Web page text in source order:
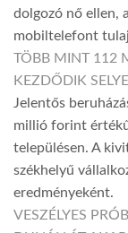
dolgozó nő ellen,
mobiltelefont
TÖBB MINT 112
KEZDŐDIK
Jelentős
millió forint
településen. A
székhelyű
eredményeként.
VESZÉLYES